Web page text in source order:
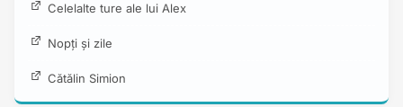
Celelalte ture ale lui Alex
Nopți și zile
Cătălin Simion